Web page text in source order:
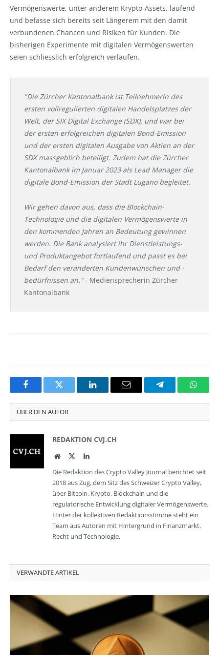
Vermögenswerte, unter anderem Krypto-Assets, laufend
und befasse sich bereits seit Längerem mit den damit
verbundenen Chancen und Risiken für Kunden. Die
bisherigen Experimente mit digitalen Vermögenswerten
seien schliesslich erfolgreich verlaufen.
"Die Zürcher Kantonalbank ist Teilnehmerin des
ersten vollregulierten digitalen Handelsplatzes der
Welt, der SIX Digital Exchange (SDX), und war bei
der ersten erfolgreichen digitalen Bond-Emission
und der ersten digitalen Ausgabe von Aktien an der
SDX massgeblich beteiligt. Zudem hat die Zürcher
Kantonalbank im Januar 2023 als Lead Manager die
digitale Bond-Emission der Stadt Lugano begleitet.
Wir gehen davon aus, dass die Blockchain-
Technologie und die digitalen Vermögenswerte in
den kommenden Jahren an Bedeutung gewinnen
werden. Die Bank analysiert ihr Dienstleistungs-
und Produktangebot fortlaufend und passt es bei
Bedarf den veränderten Kundenwünschen und -
bedürfnissen an."- Mediensprecherin Zürcher
Kantonalbank
FacebookTwitter LinkedInEmail Telegram
ÜBER DEN AUTOR
REDAKTION CVJ.CH
WebsiteTwitterLinkedIn
Die Redaktion des Crypto Valley Journal berichtet seit
2018 aus Zug, dem Sitz des Schweizer Crypto Valley,
über Bitcoin, Krypto, Blockchain und die
regulatorische Entwicklung digitaler Vermögenswerte.
Hinter der kollektiven Redaktionsstimme steht ein
Team aus Autoren mit Hintergrund in Finanzmarkt,
Recht und Technologie.
VERWANDTE ARTIKEL